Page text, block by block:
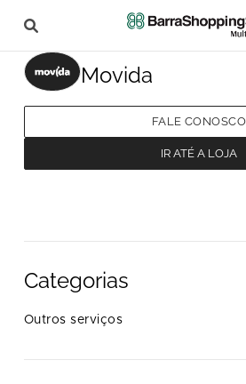
Movida
FALE CONOSCO
IR ATÉ A LOJA
Categorias
Outros serviços